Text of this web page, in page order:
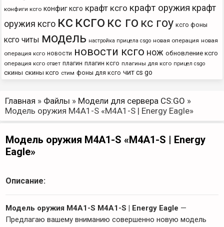
конфиги ксго конфиг ксго крафт ксго крафт оружия крафт
оружия ксго кс ксго кс го кс гоу ксго фоны
ксго читы модель настройка прицела csgo новая операция новая
операция ксго новости новости ксго нож обновление ксго
операция ксго ответ плагин плагин ксго плагины для ксго прицел csgo
скины скины ксго стим фоны для ксго чит cs go
Главная » Файлы » Модели для сервера CS:GO »
Модель оружия M4A1-S «M4A1-S | Energy Eagle»
Модель оружия M4A1-S «M4A1-S | Energy
Eagle»
Описание:
Модель оружия M4A1-S M4A1-S | Energy Eagle —
Предлагаю вашему вниманию совершенно новую модель